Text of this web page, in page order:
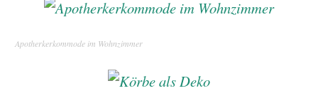
Apotherkerkommode im Wohnzimmer